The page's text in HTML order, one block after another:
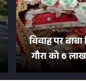
विवाह पर
गौरा को 6
500 भक्तों